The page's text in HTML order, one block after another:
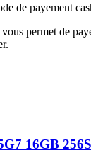
de payement
permet de